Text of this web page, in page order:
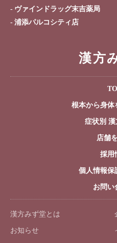
ヴァインドラッグ末吉薬局
浦添パルコシティ店
漢方
根本から身体
症状別 漢
店舗
採用
個人情報保
お問い
漢方みず堂とは
お知らせ